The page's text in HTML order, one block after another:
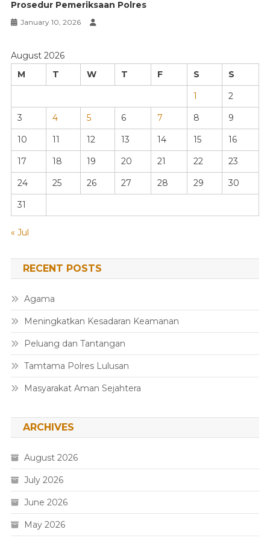
Prosedur Pemeriksaan Polres
January 10, 2026
August 2026
M
T W T F S
S
1
2
3
4 5 6 7 8
9
10
11 12 13 14 15
16
17
18 19 20 21 22
23
24
25 26 27 28 29
30
31
« Jul
RECENT POSTS
Agama
Meningkatkan Kesadaran Keamanan
Peluang dan Tantangan
Tamtama Polres Lulusan
Masyarakat Aman Sejahtera
ARCHIVES
August 2026
July 2026
June 2026
May 2026